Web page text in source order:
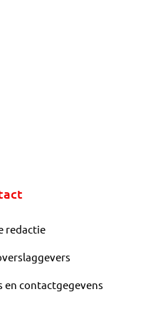
redactie
en contactgegevens